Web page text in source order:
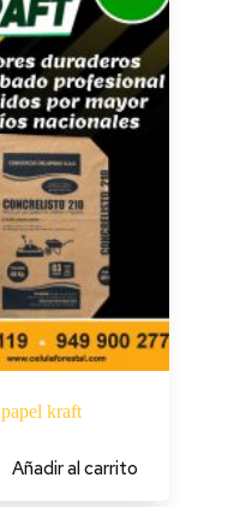
kraft
Añadir al carrito